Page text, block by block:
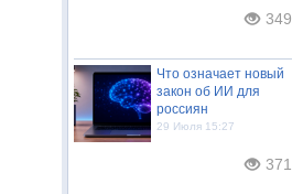
349
Что означает новый
закон об ИИ для
россиян
29 Июля 15:27
371